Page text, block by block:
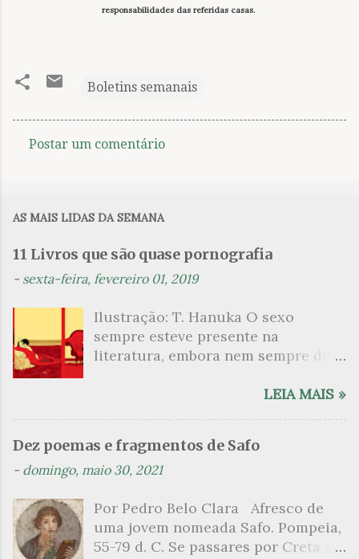
responsabilidades das referidas casas.
Boletins semanais
n
t
i
o
Postar um comentário
AS MAIS LIDAS DA SEMANA
11 Livros que são quase pornografia
- sexta-feira, fevereiro 01, 2019
Ilustração: T. Hanuka O sexo
sempre esteve presente na
literatura, embora nem sempre de
que mergulharam em sua própria
psicanalítico e findaram por revelar
a partir dessa intimidade o lado
apresenta um conjunto de livros
nos quais os escritores se
desnudam, livros que dispensam o
LEIA MAIS »
Dez poemas e fragmentos de Safo
- domingo, maio 30, 2021
Por Pedro Belo Clara Afresco de
uma jovem nomeada Safo. Pompeia,
55-79 d. C. Se passares por Creta 1